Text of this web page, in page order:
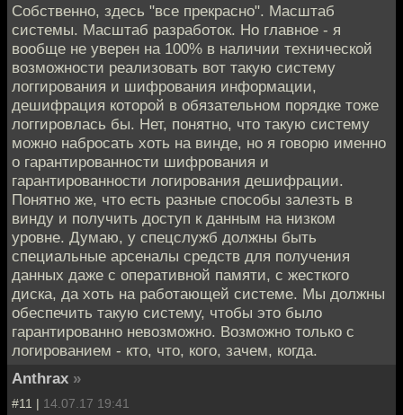
Собственно, здесь "все прекрасно". Масштаб
системы. Масштаб разработок. Но главное - я
вообще не уверен на 100% в наличии технической
возможности реализовать вот такую систему
логгирования и шифрования информации,
дешифрация которой в обязательном порядке тоже
логгировлась бы. Нет, понятно, что такую систему
можно набросать хоть на винде, но я говорю именно
о гарантированности шифрования и
гарантированности логирования дешифрации.
Понятно же, что есть разные способы залезть в
винду и получить доступ к данным на низком
уровне. Думаю, у спецслужб должны быть
специальные арсеналы средств для получения
данных даже с оперативной памяти, с жесткого
диска, да хоть на работающей системе. Мы должны
обеспечить такую систему, чтобы это было
гарантированно невозможно. Возможно только с
логированием - кто, что, кого, зачем, когда.
Anthrax »
#11 | 14.07.17 19:41